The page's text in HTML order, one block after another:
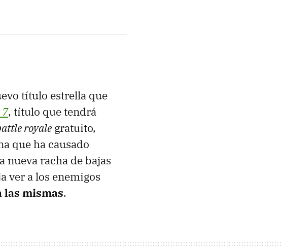
título estrella que
7, título que tendrá
royale gratuito,
que ha causado
nueva racha de bajas
ver a los enemigos
las mismas.